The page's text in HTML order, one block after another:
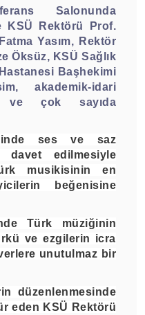
Salonunda
KSÜ Rektörü Prof.
Yasım, Rektör
Öksüz, KSÜ Sağlık
Başhekimi
akademik-idari
ve çok sayıda
ses ve saz
davet edilmesiyle
musikisinin en
beğenisine
Türk müziğinin
ve ezgilerin icra
unutulmaz bir
düzenlenmesinde
eden KSÜ Rektörü